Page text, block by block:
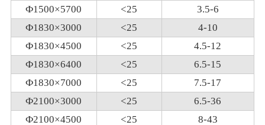
Ф1500×5700
<25
3.5-6
Ф1830×3000
<25
4-10
Ф1830×4500
<25
4.5-12
Ф1830×6400
<25
6.5-15
Ф1830×7000
<25
7.5-17
Ф2100×3000
<25
6.5-36
Ф2100×4500
<25
8-43